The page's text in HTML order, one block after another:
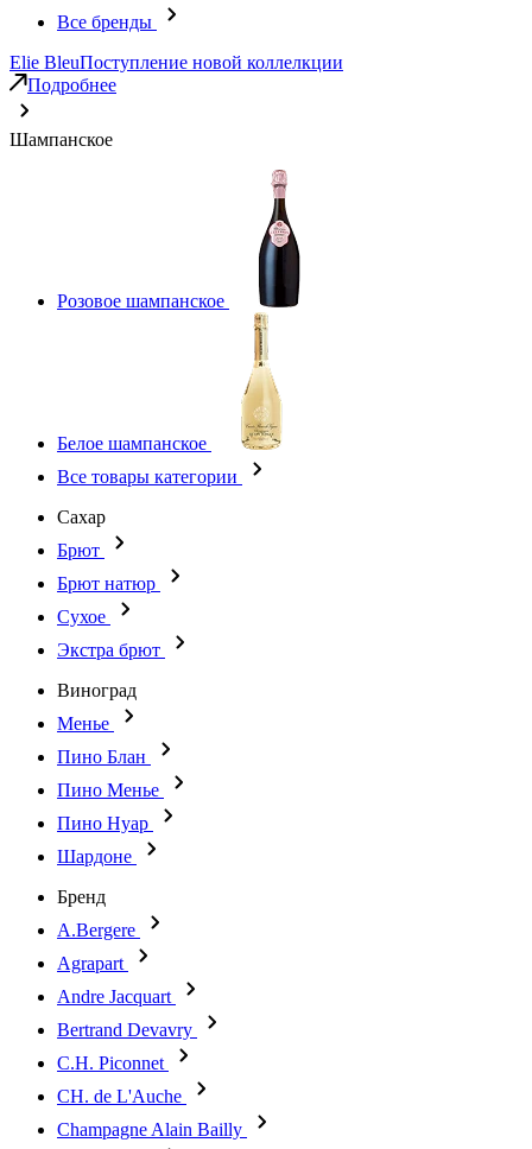
Все бренды
Elie BleuПоступление новой коллелкции
Подробнее
Шампанское
Розовое шампанское
Белое шампанское
Все товары категории
Сахар
Брют
Брют натюр
Сухое
Экстра брют
Виноград
Менье
Пино Блан
Пино Менье
Пино Нуар
Шардоне
Бренд
A.Bergere
Agrapart
Andre Jacquart
Bertrand Devavry
C.H. Piconnet
CH. de L'Auche
Champagne Alain Bailly